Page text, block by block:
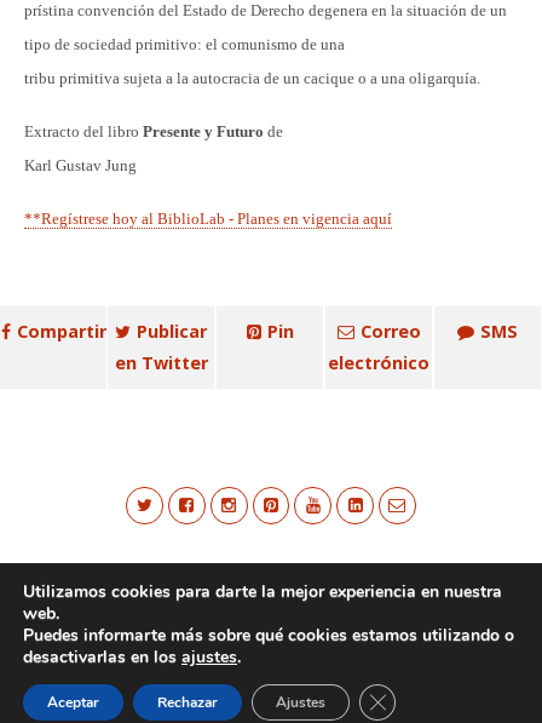
prístina convención del Estado de Derecho degenera en la situación de un
tipo de sociedad primitivo: el comunismo de una
tribu primitiva sujeta a la autocracia de un cacique o a una oligarquía.
Extracto del libro Presente y Futuro de
Karl Gustav Jung
**Regístrese hoy al BiblioLab - Planes en vigencia aquí
Compartir
Publicar
en Twitter
Pin
Correo
electrónico
SMS
Utilizamos cookies para darte la mejor experiencia en nuestra
web.
Puedes informarte más sobre qué cookies estamos utilizando o
desactivarlas en los ajustes.
Aceptar Rechazar Ajustes Cerrar el banner de
Volver arriba